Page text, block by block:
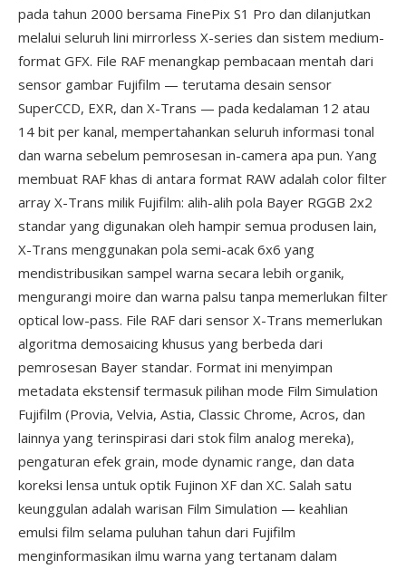
pada tahun 2000 bersama FinePix S1 Pro dan dilanjutkan
melalui seluruh lini mirrorless X-series dan sistem medium-
format GFX. File RAF menangkap pembacaan mentah dari
sensor gambar Fujifilm — terutama desain sensor
SuperCCD, EXR, dan X-Trans — pada kedalaman 12 atau
14 bit per kanal, mempertahankan seluruh informasi tonal
dan warna sebelum pemrosesan in-camera apa pun. Yang
membuat RAF khas di antara format RAW adalah color filter
array X-Trans milik Fujifilm: alih-alih pola Bayer RGGB 2x2
standar yang digunakan oleh hampir semua produsen lain,
X-Trans menggunakan pola semi-acak 6x6 yang
mendistribusikan sampel warna secara lebih organik,
mengurangi moire dan warna palsu tanpa memerlukan filter
optical low-pass. File RAF dari sensor X-Trans memerlukan
algoritma demosaicing khusus yang berbeda dari
pemrosesan Bayer standar. Format ini menyimpan
metadata ekstensif termasuk pilihan mode Film Simulation
Fujifilm (Provia, Velvia, Astia, Classic Chrome, Acros, dan
lainnya yang terinspirasi dari stok film analog mereka),
pengaturan efek grain, mode dynamic range, dan data
koreksi lensa untuk optik Fujinon XF dan XC. Salah satu
keunggulan adalah warisan Film Simulation — keahlian
emulsi film selama puluhan tahun dari Fujifilm
menginformasikan ilmu warna yang tertanam dalam